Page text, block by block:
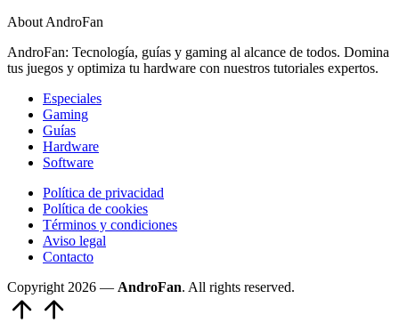
About AndroFan
AndroFan: Tecnología, guías y gaming al alcance de todos. Domina
tus juegos y optimiza tu hardware con nuestros tutoriales expertos.
Especiales
Gaming
Guías
Hardware
Software
Política de privacidad
Política de cookies
Términos y condiciones
Aviso legal
Contacto
Copyright 2026 — AndroFan. All rights reserved.